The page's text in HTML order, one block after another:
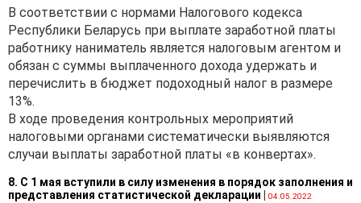
а также объекты
интеллектуальной
собственности (далее -
объекты оценки).
Согласноподпункту 3.1
стоимость объектов
оценки в Республике
Беларусь может
определяться с
использованием рыночных
В соответствии с нормами Налогового кодекса
Республики Беларусь при выплате заработной платы
работнику наниматель является налоговым агентом и
обязан с суммы выплаченного дохода удержать и
перечислить в бюджет подоходный налог в размере
13%.
В ходе проведения контрольных мероприятий
налоговыми органами систематически выявляются
случаи выплаты заработной платы «в конвертах».
8. С 1 мая вступили в силу изменения в порядок заполнения и
представления статистической декларации
04.05.2022